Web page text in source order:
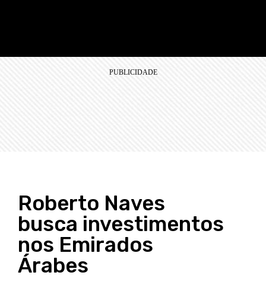
Roberto Naves
busca investimentos
nos Emirados
Árabes